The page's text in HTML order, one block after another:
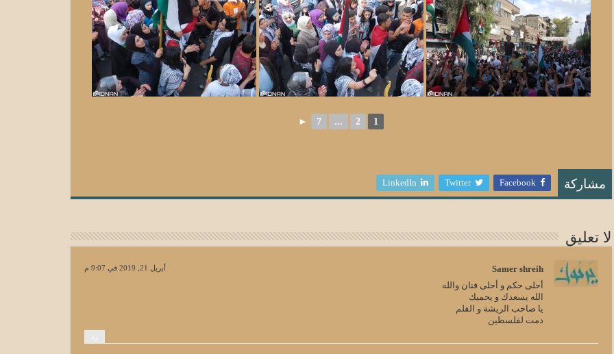
1
2
...
7
►
مشاركة Facebook
Twitter
LinkedIn
لا تعليق
Samer shreih أبريل 21, 2019 في 9:07 م
أحلى حكم و أحلى فنان والله
الله يسعدك و يحميك
يا صاحب الريشة و القلم
دمت لفلسطين